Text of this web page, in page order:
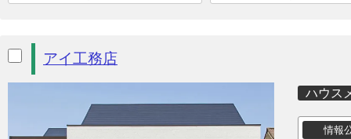
アイ工務店
ハウス
情報